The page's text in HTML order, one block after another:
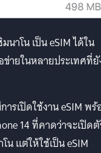
าโน เป็น eSIM ได้ใน
ายในหลายประเทศที่
ารเปิดใช้งาน eSIM พ
14 ที่คาดว่าจะเปิด
น แต่ให้ใช้เป็น eSIM